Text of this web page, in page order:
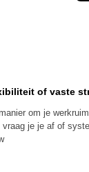
of vaste
om je
je je af of